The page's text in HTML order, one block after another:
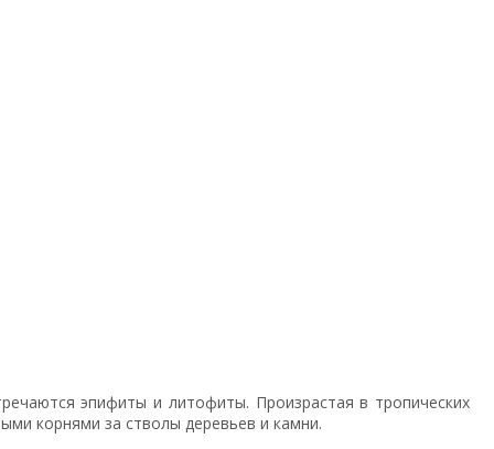
эпифиты и литофиты. Произрастая в тропических
корнями за стволы деревьев и камни.